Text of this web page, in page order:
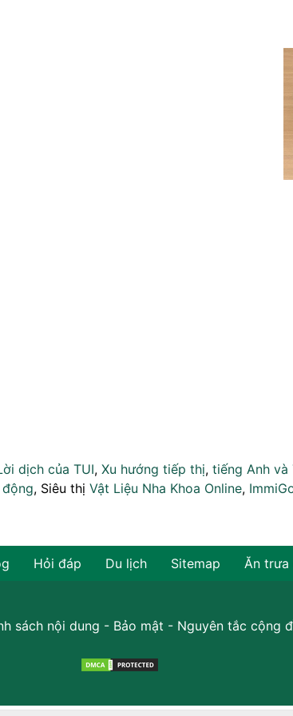
dịch của TUI, Xu hướng tiếp thị, tiếng Anh và
, Siêu thị Vật Liệu Nha Khoa Online,
Hỏi đáp Du lịch Sitemap Ăn trưa
sách nội dung - Bảo mật - Nguyên tắc cộng